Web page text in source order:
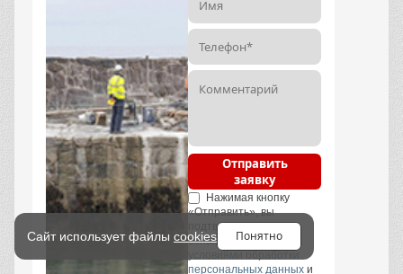
Отправить
заявку
Нажимая кнопку
«Отправить», вы
подтверждаете, что
ознакомились с
персональных данных и
Сайт использует файлы cookies Понятно